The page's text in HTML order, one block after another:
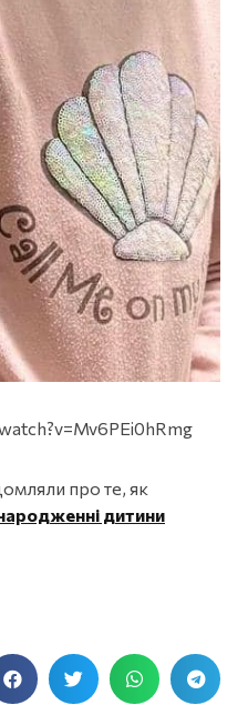
про те, як
дитини